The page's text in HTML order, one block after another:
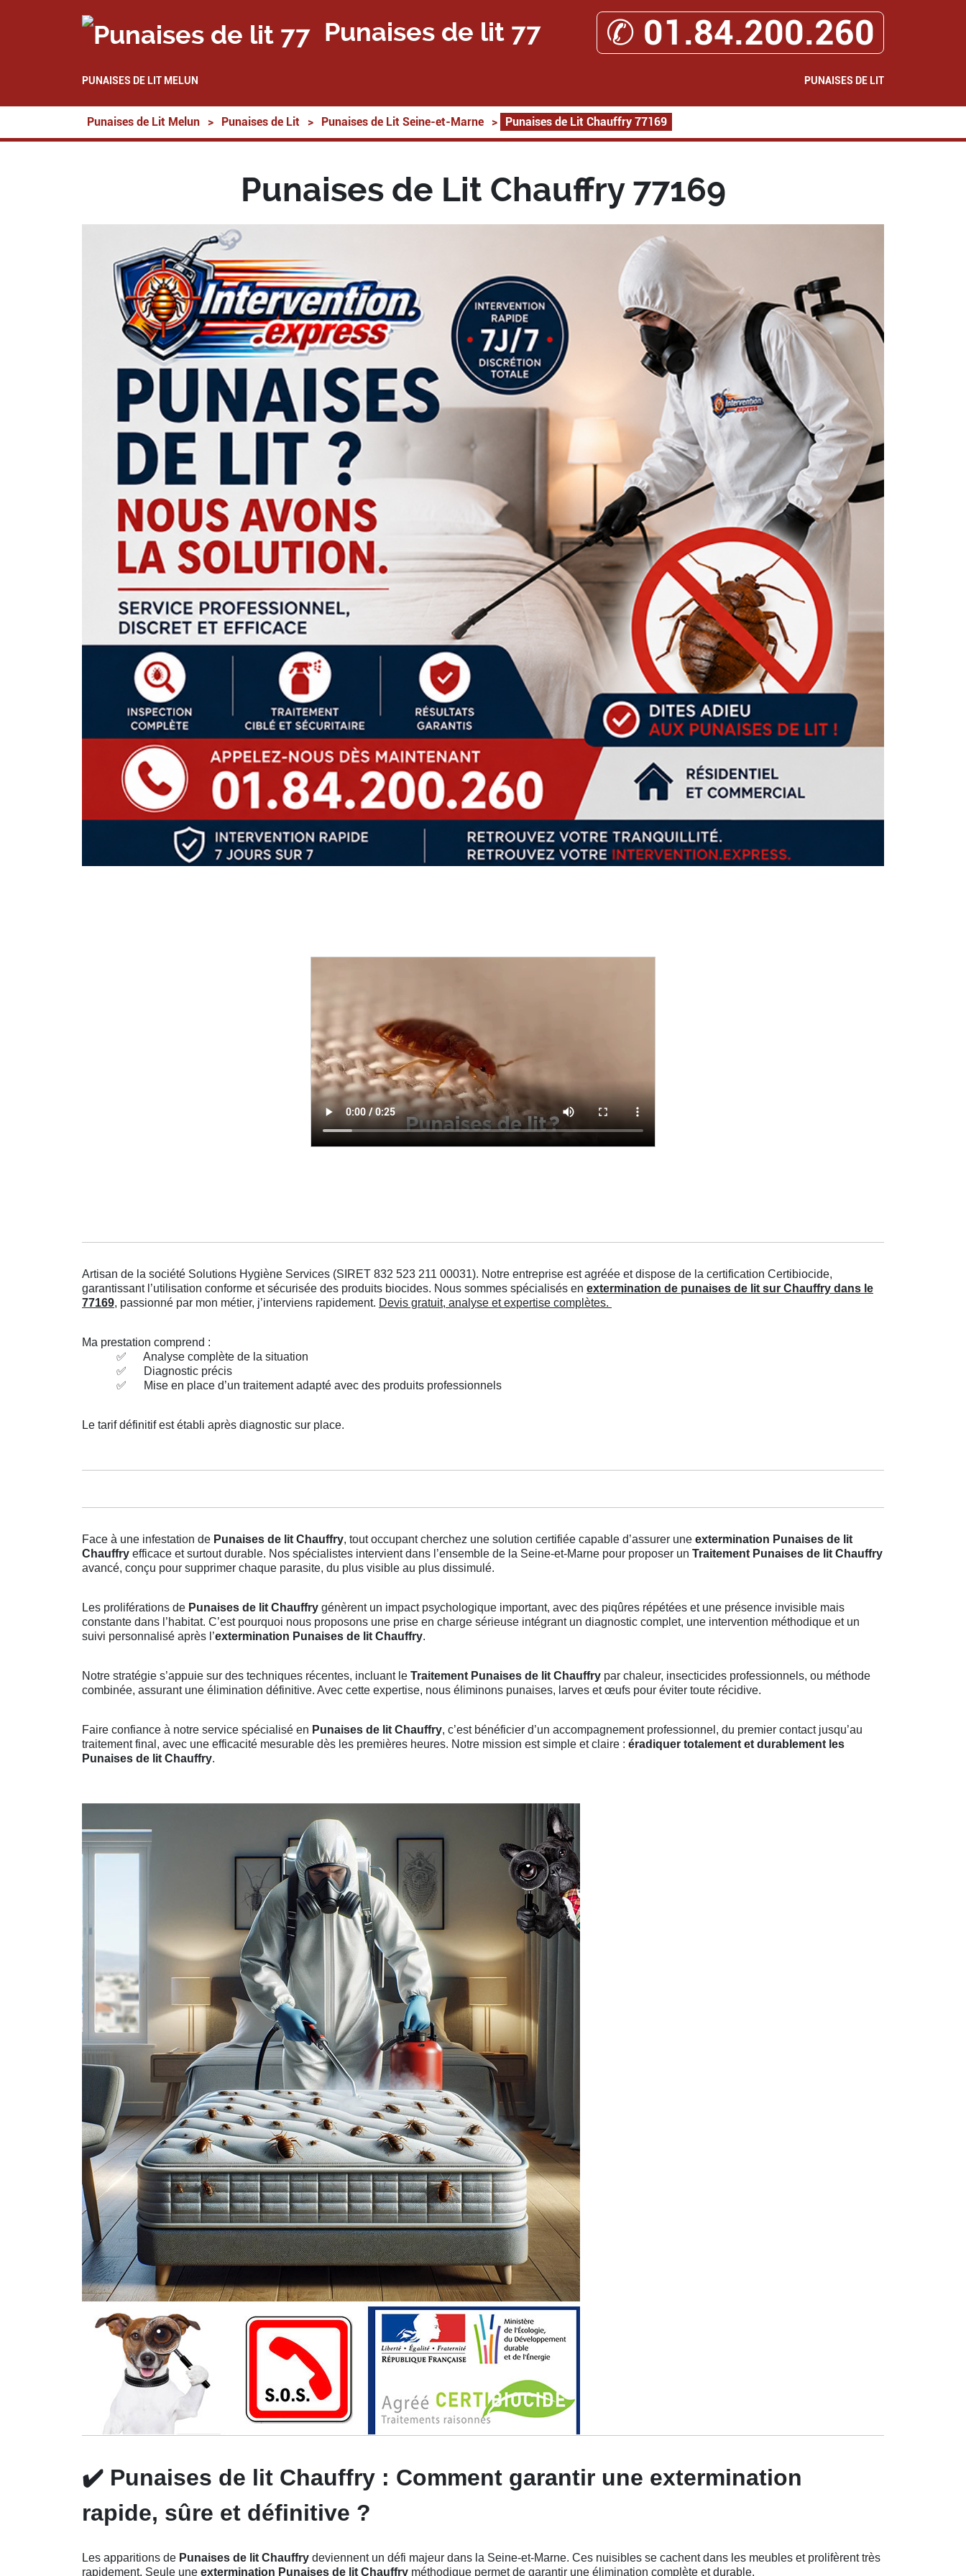
Punaises de lit 77 ✆ 01.84.200.260
PUNAISES DE LIT MELUN PUNAISES DE LIT
Punaises de Lit Melun > Punaises de Lit > Punaises de Lit Seine-et-Marne > Punaises de Lit Chauffry 77169
Punaises de Lit Chauffry 77169
Artisan de la société Solutions Hygiène Services (SIRET 832 523 211 00031). Notre entreprise est agréée et dispose de la certification Certibiocide,
garantissant l’utilisation conforme et sécurisée des produits biocides. Nous sommes spécialisés en extermination de punaises de lit sur Chauffry dans le
77169, passionné par mon métier, j’interviens rapidement. Devis gratuit, analyse et expertise complètes.
Ma prestation comprend :
✅
Analyse complète de la situation
✅
Diagnostic précis
✅
Mise en place d’un traitement adapté avec des produits professionnels
Le tarif définitif est établi après diagnostic sur place.
Face à une infestation de Punaises de lit Chauffry, tout occupant cherchez une solution certifiée capable d’assurer une extermination Punaises de lit
Chauffry efficace et surtout durable. Nos spécialistes intervient dans l’ensemble de la Seine-et-Marne pour proposer un Traitement Punaises de lit Chauffry
avancé, conçu pour supprimer chaque parasite, du plus visible au plus dissimulé.
Les proliférations de Punaises de lit Chauffry génèrent un impact psychologique important, avec des piqûres répétées et une présence invisible mais
constante dans l’habitat. C’est pourquoi nous proposons une prise en charge sérieuse intégrant un diagnostic complet, une intervention méthodique et un
suivi personnalisé après l’extermination Punaises de lit Chauffry.
Notre stratégie s’appuie sur des techniques récentes, incluant le Traitement Punaises de lit Chauffry par chaleur, insecticides professionnels, ou méthode
combinée, assurant une élimination définitive. Avec cette expertise, nous éliminons punaises, larves et œufs pour éviter toute récidive.
Faire confiance à notre service spécialisé en Punaises de lit Chauffry, c’est bénéficier d’un accompagnement professionnel, du premier contact jusqu’au
traitement final, avec une efficacité mesurable dès les premières heures. Notre mission est simple et claire : éradiquer totalement et durablement les
Punaises de lit Chauffry.
✔️ Punaises de lit Chauffry : Comment garantir une extermination
rapide, sûre et définitive ?
Les apparitions de Punaises de lit Chauffry deviennent un défi majeur dans la Seine-et-Marne. Ces nuisibles se cachent dans les meubles et prolifèrent très
rapidement. Seule une extermination Punaises de lit Chauffry méthodique permet de garantir une élimination complète et durable.